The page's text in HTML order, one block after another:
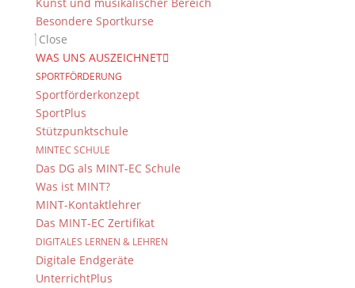
Besondere Sportkurse
Close
WAS UNS AUSZEICHNET
SPORTFÖRDERUNG
Sportförderkonzept
SportPlus
Stützpunktschule
MINTEC SCHULE
Das DG als MINT-EC Schule
Was ist MINT?
MINT-Kontaktlehrer
Das MINT-EC Zertifikat
DIGITALES LERNEN & LEHREN
Digitale Endgeräte
UnterrichtPlus
Das DG
Dientzenhofer-Gymnasium Bamberg
Feldkirchenstr. 20-22
96052 Bamberg
Tel.: +49 (0) 951 93 23 90
Fax.: +49 (0) 951 93 23 92 0
E-Mail: dg@stadt.bamberg.de
Kontakt & Ansprechpartner
Impressum & Datenschutz